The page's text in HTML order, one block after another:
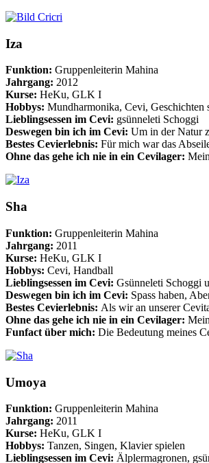
Iza
Funktion: Gruppenleiterin Mahina
Jahrgang: 2012
Kurse: HeKu, GLK I
Hobbys: Mundharmonika, Cevi, Geschichten
Lieblingsessen im Cevi: gsünneleti Schoggi
Deswegen bin ich im Cevi: Um in der Natur
Bestes Cevierlebnis: Für mich war das
Ohne das gehe ich nie in ein Cevilager:
Sha
Funktion: Gruppenleiterin Mahina
Jahrgang: 2011
Kurse: HeKu, GLK I
Hobbys: Cevi, Handball
Lieblingsessen im Cevi: Gsünneleti Schoggi
Deswegen bin ich im Cevi: Spass haben,
Bestes Cevierlebnis: Als wir an unserer
Ohne das gehe ich nie in ein Cevilager:
Funfact über mich: Die Bedeutung meines
Umoya
Funktion: Gruppenleiterin Mahina
Jahrgang: 2011
Kurse: HeKu, GLK I
Hobbys: Tanzen, Singen, Klavier spielen
Lieblingsessen im Cevi: Älplermagronen,